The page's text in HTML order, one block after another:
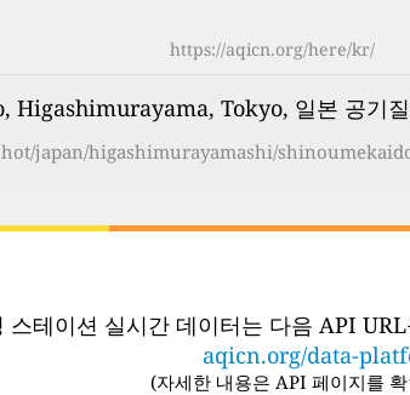
https://aqicn.org/here/kr/
Higashimurayama, Tokyo, 일본 공기
japan/higashimurayamashi/
스테이션 실시간 데이터는 다음 API
aqicn.org/data-
(자세한 내용은 API 페이지를